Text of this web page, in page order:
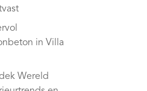
in Villa
Wereld